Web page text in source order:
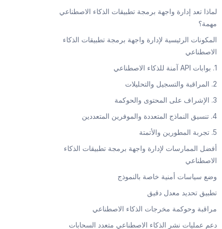
لماذا تعد إدارة واجهة برمجة تطبيقات الذكاء الاصطناعي
مهمة؟
المكونات الرئيسية لإدارة واجهة برمجة تطبيقات الذكاء
الاصطناعي
1. بوابات API آمنة للذكاء الاصطناعي
2. المراقبة والتسجيل والتحليلات
3. الإشراف على المحتوى والحوكمة
4. تنسيق النماذج المتعددة والموفرين المتعددين
5. تجربة المطورين والأتمتة
أفضل الممارسات لإدارة واجهة برمجة تطبيقات الذكاء
الاصطناعي
وضع سياسات أمنية خاصة بالنموذج
تطبيق تحديد معدل دقيق
مراقبة وحوكمة مخرجات الذكاء الاصطناعي
دعم عمليات نشر الذكاء الاصطناعي متعدد السحابات